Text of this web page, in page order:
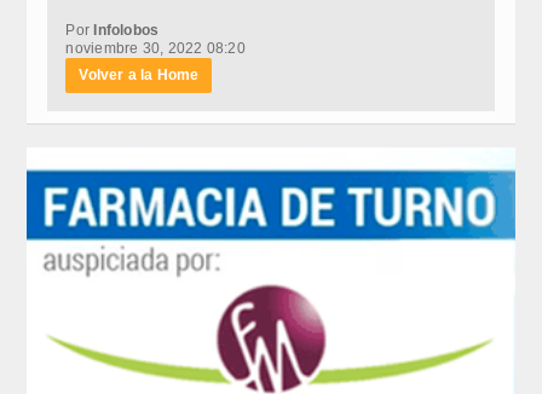
Por Infolobos
noviembre 30, 2022 08:20
Volver a la Home